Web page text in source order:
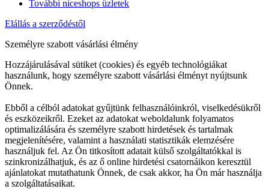
További niceshops üzletek
Elállás a szerződéstől
Személyre szabott vásárlási élmény
Hozzájárulásával sütiket (cookies) és egyéb technológiákat
használunk, hogy személyre szabott vásárlási élményt nyújtsunk
Önnek.
Ebből a célból adatokat gyűjtünk felhasználóinkról, viselkedésükről
és eszközeikről. Ezeket az adatokat weboldalunk folyamatos
optimalizálására és személyre szabott hirdetések és tartalmak
megjelenítésére, valamint a használati statisztikák elemzésére
használjuk fel. Az Ön titkosított adatait külső szolgáltatókkal is
szinkronizálhatjuk, és az ő online hirdetési csatornáikon keresztül
ajánlatokat mutathatunk Önnek, de csak akkor, ha Ön már használja
a szolgáltatásaikat.